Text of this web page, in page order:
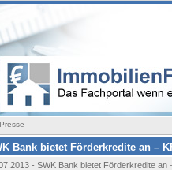
Bank bietet Förderkredite an –
- SWK Bank bietet Förderkredite an